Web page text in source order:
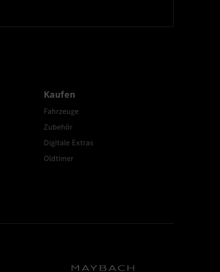
Kaufen
Fahrzeuge
Zubehör
Digitale Extras
Oldtimer